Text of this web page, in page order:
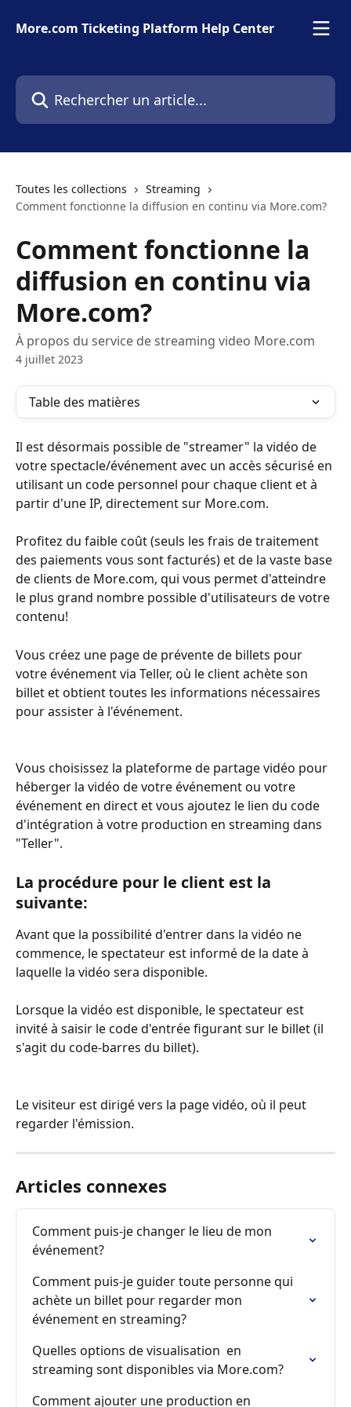
More.com Ticketing Platform Help Center
Rechercher un article...
Toutes les collections
Streaming
Comment fonctionne la diffusion en continu via More.com?
Comment fonctionne la
diffusion en continu via
More.com?
À propos du service de streaming video More.com
4 juillet 2023
Table des matières
Il est désormais possible de "streamer" la vidéo de
votre spectacle/événement avec un accès sécurisé en
utilisant un code personnel pour chaque client et à
partir d'une IP, directement sur More.com.
Profitez du faible coût (seuls les frais de traitement
des paiements vous sont facturés) et de la vaste base
de clients de More.com, qui vous permet d'atteindre
le plus grand nombre possible d'utilisateurs de votre
contenu!
Vous créez une page de prévente de billets pour
votre événement via Teller, où le client achète son
billet et obtient toutes les informations nécessaires
pour assister à l'événement.
Vous choisissez la plateforme de partage vidéo pour
héberger la vidéo de votre événement ou votre
événement en direct et vous ajoutez le lien du code
d'intégration à votre production en streaming dans
"Teller".
La procédure pour le client est la
suivante:
Avant que la possibilité d'entrer dans la vidéo ne
commence, le spectateur est informé de la date à
laquelle la vidéo sera disponible.
Lorsque la vidéo est disponible, le spectateur est
invité à saisir le code d'entrée figurant sur le billet (il
s'agit du code-barres du billet).
Le visiteur est dirigé vers la page vidéo, où il peut
regarder l'émission.
Articles connexes
Comment puis-je changer le lieu de mon
événement?
Comment puis-je guider toute personne qui
achète un billet pour regarder mon
événement en streaming?
Quelles options de visualisation  en
streaming sont disponibles via More.com?
Comment ajouter une production en